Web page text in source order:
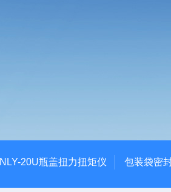
NLY-20U瓶盖扭力扭矩仪 包装袋密